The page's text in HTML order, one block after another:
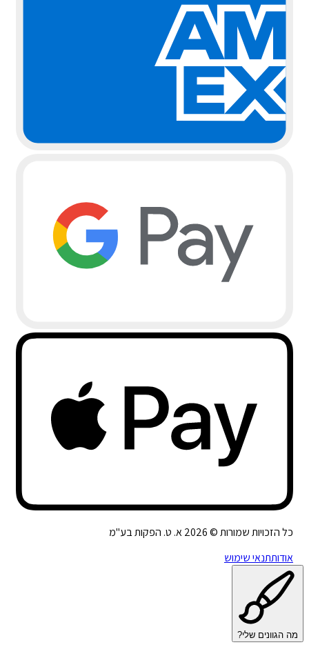
כל הזכויות שמורות ©2026א. ט. הפקות בע"מ
אודותתנאי שימוש
מה הגוונים שלי?